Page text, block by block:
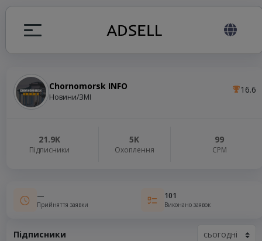
Chornomorsk INFO
Новини/ЗМІ
16.6
21.9K
Підписники
5K
Охоплення
99
СРМ
—
Прийняття заявки
101
Виконано заявок
Підписники